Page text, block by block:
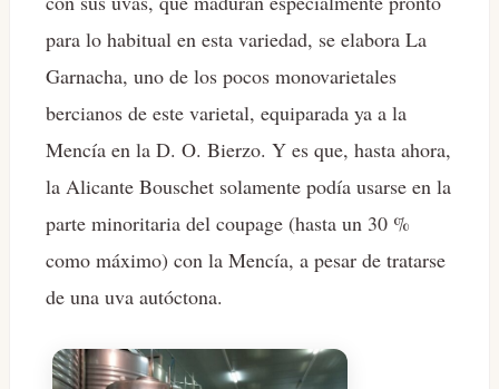
para lo habitual en esta variedad, se elabora La
Garnacha, uno de los pocos monovarietales
bercianos de este varietal, equiparada ya a la
Mencía en la D. O. Bierzo. Y es que, hasta ahora,
la Alicante Bouschet solamente podía usarse en la
parte minoritaria del coupage (hasta un 30 %
como máximo) con la Mencía, a pesar de tratarse
de una uva autóctona.